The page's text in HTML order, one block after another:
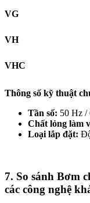
VG
VH
VHC
Thông số kỹ thuật
Tần số: 50 Hz /
Chất lỏng làm
Loại lắp đặt:
7. So sánh Bơm
các công nghệ